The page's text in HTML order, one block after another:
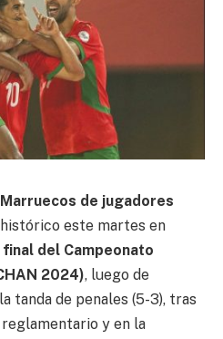
Marruecos de jugadores
este martes en
final del Campeonato
2024), luego de
tanda de penales (5-3), tras
y en la